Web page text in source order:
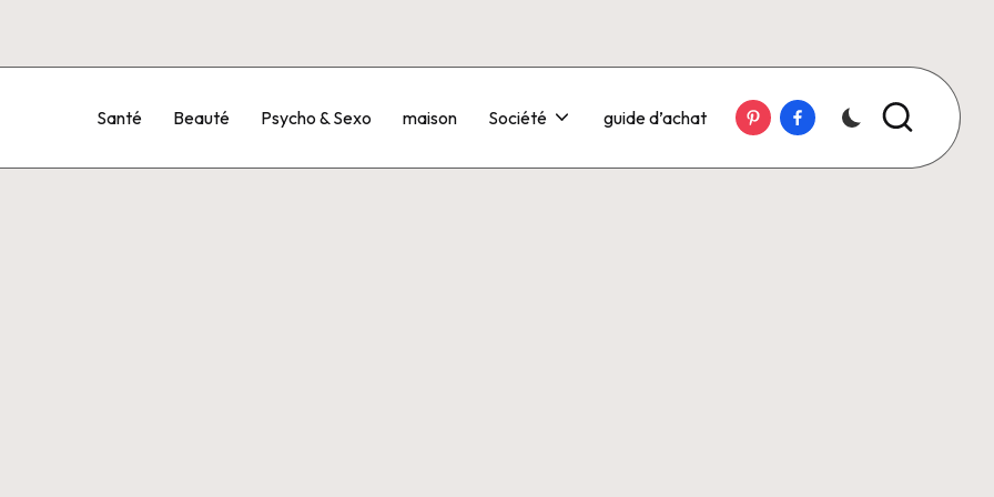
Santé Beauté Psycho & Sexo maison Société guide d’achat PinterestFacebook